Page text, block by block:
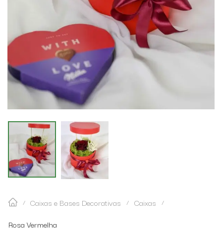
/ Caixas e Bases Decorativas / Caixas /
Rosa Vermelha